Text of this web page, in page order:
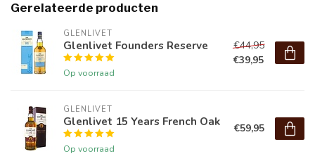
Gerelateerde producten
GLENLIVET
Glenlivet Founders Reserve
Op voorraad
€44,95
€39,95
GLENLIVET
Glenlivet 15 Years French Oak
Op voorraad
€59,95